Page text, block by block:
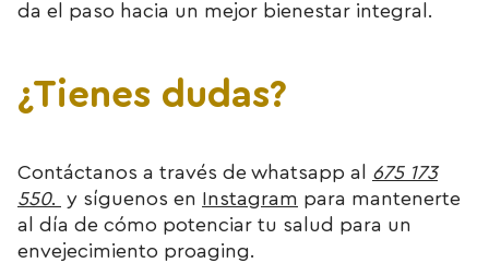
da el paso hacia un mejor bienestar integral.
¿Tienes dudas?
Contáctanos a través de whatsapp al 675 173
550. y síguenos en Instagram para mantenerte
al día de cómo potenciar tu salud para un
envejecimiento proaging.